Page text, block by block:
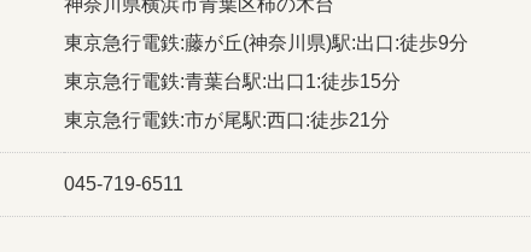
神奈川県横浜市青葉区柿の木台
東京急行電鉄:藤が丘(神奈川県)駅:出口:徒歩9分
東京急行電鉄:青葉台駅:出口1:徒歩15分
東京急行電鉄:市が尾駅:西口:徒歩21分
045-719-6511